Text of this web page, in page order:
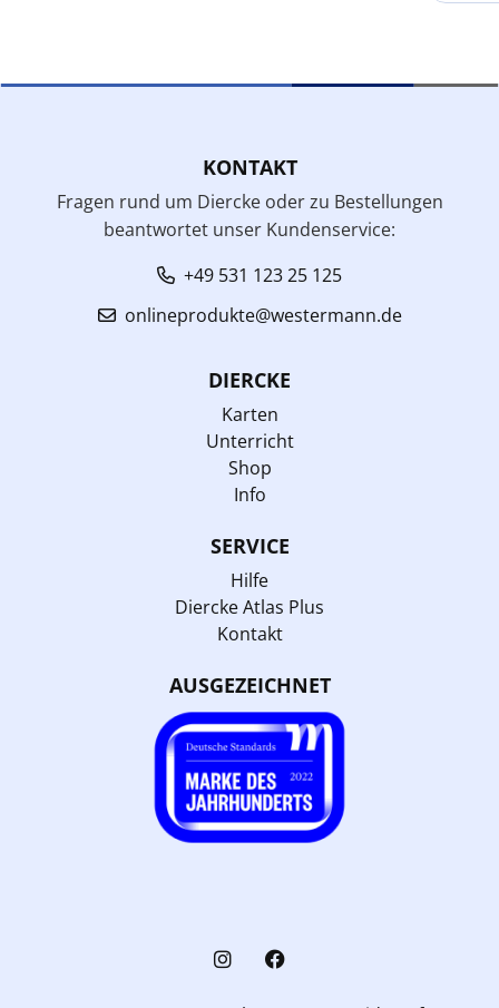
KONTAKT
Fragen rund um Diercke oder zu Bestellungen
beantwortet unser Kundenservice:
+49 531 123 25 125
onlineprodukte@westermann.de
DIERCKE
Karten
Unterricht
Shop
Info
SERVICE
Hilfe
Diercke Atlas Plus
Kontakt
AUSGEZEICHNET